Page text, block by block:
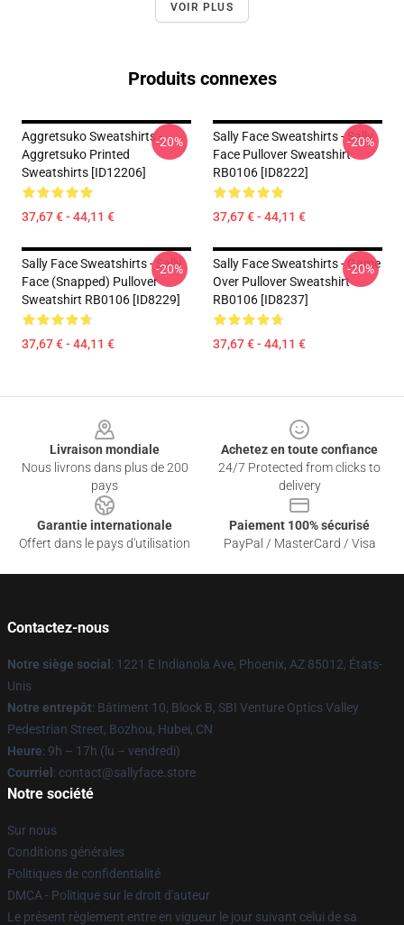
VOIR PLUS
Produits connexes
Aggretsuko Sweatshirts -
Aggretsuko Printed
Sweatshirts [ID12206]
37,67 € - 44,11 €
-20%
Sally Face Sweatshirts - Sally
Face Pullover Sweatshirt
RB0106 [ID8222]
37,67 € - 44,11 €
-20%
Sally Face Sweatshirts - Sally
Face (Snapped) Pullover
Sweatshirt RB0106 [ID8229]
37,67 € - 44,11 €
-20%
Sally Face Sweatshirts - Game
Over Pullover Sweatshirt
RB0106 [ID8237]
37,67 € - 44,11 €
-20%
Livraison mondiale
Nous livrons dans plus de 200
pays
Achetez en toute confiance
24/7 Protected from clicks to
delivery
Garantie internationale
Offert dans le pays d'utilisation
Paiement 100% sécurisé
PayPal / MasterCard / Visa
Contactez-nous
Notre siège social : 1221 E Indianola Ave, Phoenix, AZ 85012, États-
Unis
Notre entrepôt: Bâtiment 10, Block B, SBI Venture Optics Valley
Pedestrian Street, Bozhou, Hubei, CN
Heure: 9h – 17h (lu – vendredi)
Courriel : contact@sallyface.store
Notre société
Sur nous
Conditions générales
Politiques de confidentialité
DMCA - Politique sur le droit d'auteur
Le présent règlement entre en vigueur le jour suivant celui de sa